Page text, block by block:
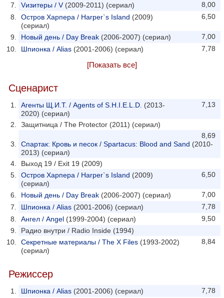
8,00
Vизитеры / V(2009-2011) (сериал)
6,50
Остров Харпера / Harper`s Island (2009)
(сериал)
7,00
Новый день / Day Break (2006-2007) (сериал)
7,78
Шпионка / Alias (2001-2006) (сериал)
[Показать все]
Сценарист
7,13
Агенты Щ.И.Т. / Agents of S.H.I.E.L.D. (2013-
2020) (сериал)
Защитница / The Protector (2011) (сериал)
8,69
Спартак: Кровь и песок / Spartacus: Blood and Sand (2010-
2013) (сериал)
Выход 19 / Exit 19 (2009)
6,50
Остров Харпера / Harper`s Island (2009)
(сериал)
7,00
Новый день / Day Break (2006-2007) (сериал)
7,78
Шпионка / Alias (2001-2006) (сериал)
9,50
Ангел / Angel (1999-2004) (сериал)
Радио внутри / Radio Inside (1994)
8,84
Секретные материалы / The X Files (1993-2002)
(сериал)
Режиссер
7,78
Шпионка / Alias (2001-2006) (сериал)